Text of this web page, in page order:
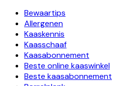
Bewaartips
Allergenen
Kaaskennis
Kaasschaaf
Kaasabonnement
Beste online kaaswinkel
Beste kaasabonnement